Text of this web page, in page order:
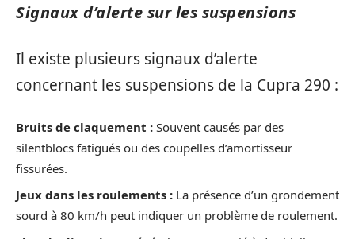
Signaux d’alerte sur les suspensions
Il existe plusieurs signaux d’alerte
concernant les suspensions de la Cupra 290 :
Bruits de claquement : Souvent causés par des
silentblocs fatigués ou des coupelles d’amortisseur
fissurées.
Jeux dans les roulements : La présence d’un grondement
sourd à 80 km/h peut indiquer un problème de roulement.